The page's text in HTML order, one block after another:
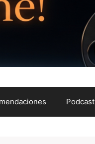
Podcast